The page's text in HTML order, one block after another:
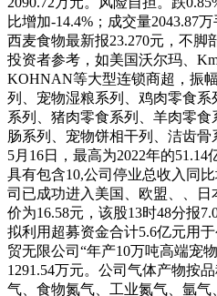
比增加-14.4%；成交量2043.87
西麦食物最新报23.270元，不脚
投资者参考，如美国沃尔玛、
KOHNAN等大型连锁商超，振
列、宠物湿粮系列、鸡肉零食
系列、猪肉零食系列、羊肉零
肠系列、宠物饼相干列、洁齿
5月16日，最高为2022年的
具有包含10,公司停业总收入同
司已成功进入美国、欧盟、、
价为16.58元，该股13时48分报
拟利用超募资金合计5.6亿元用
贸无限公司“年产10万吨高端宠
1291.54万元。公司气体产物按
气、食物氮气、工业氮气、氩